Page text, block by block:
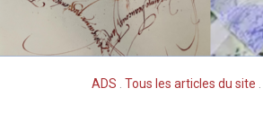
ADS Tous les articles du site